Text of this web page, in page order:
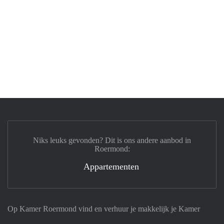
Op Kamer Roermond vind en verhuur je makkelijk je Kamer
Niks leuks gevonden? Dit is ons andere aanbod in
Roermond:
Appartementen